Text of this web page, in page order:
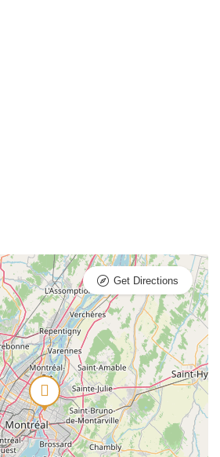
Get Directions